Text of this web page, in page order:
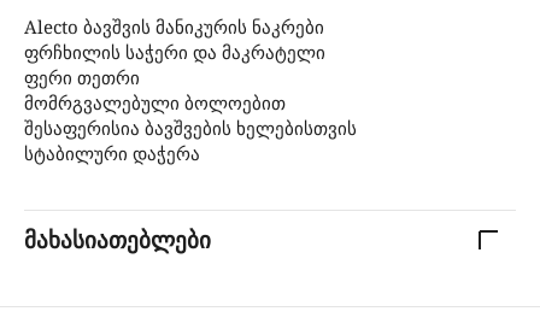
Alecto ბავშვის მანიკურის ნაკრები
ფრჩხილის საჭერი და მაკრატელი
ფერი თეთრი
მომრგვალებული ბოლოებით
შესაფერისია ბავშვების ხელებისთვის
სტაბილური დაჭერა
მახასიათებლები